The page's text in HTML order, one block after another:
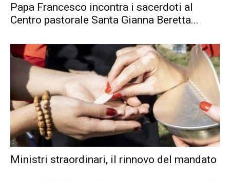
Papa Francesco incontra i sacerdoti al
Centro pastorale Santa Gianna Beretta...
Ministri straordinari, il rinnovo del mandato